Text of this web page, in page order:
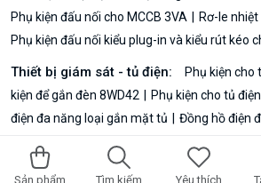
Sản phẩm Tìm kiếm Yêu thích
Phụ kiện đấu nối cho MCCB 3VA
Rơ-le
Phụ kiện đấu nối kiểu plug-in và kiểu rút kéo
Thiết bị giám sát - tủ điện: Phụ kiện cho
kiện để gắn đèn 8WD42
Phụ kiện cho tủ
điện đa năng loại gắn mặt tủ
Đồng hồ điện
lường 4NC
Phần mềm đồng hồ đo PAC